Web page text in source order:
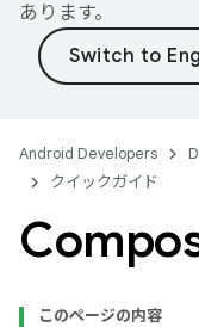
あります。
Android Developers
クイックガイド
このページの内容